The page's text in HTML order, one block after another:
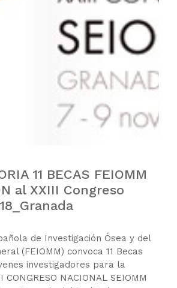
11 BECAS FEIOMM
al XXIII Congreso
de Investigación Ósea y del
(FEIOMM) convoca 11 Becas
investigadores para la
NACIONAL SEIOMM